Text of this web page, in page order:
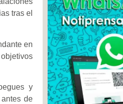
tras el
en
y
de